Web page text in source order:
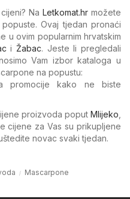
Na Letkomat.hrmožete
Ovaj tjedan pronaći
u ovim popularnim hrvatskim
iŽabac. Jeste li pregledali
Vam izbor kataloga u
na popustu:
promocije kako ne biste
proizvoda poput Mlijeko
cijene za Vas su prikupljene
novac svaki tjedan.
Mascarpone